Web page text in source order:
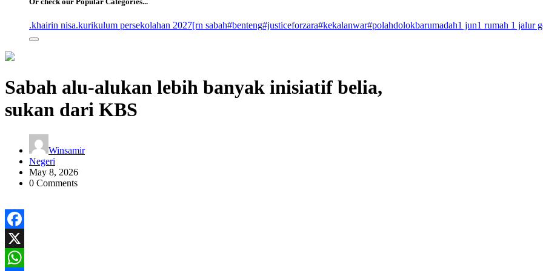
.khairin nisa.kurikulum persekolahan 2027[rn sabah#benteng#justiceforzara#kekalanwar#polahdolokbarumadah1 jun1 rumah 1 jalur
Sabah alu-alukan lebih banyak inisiatif belia,
sukan dari KBS
Winsamir
Negeri
May 8, 2026
0 Comments
Facebook
X